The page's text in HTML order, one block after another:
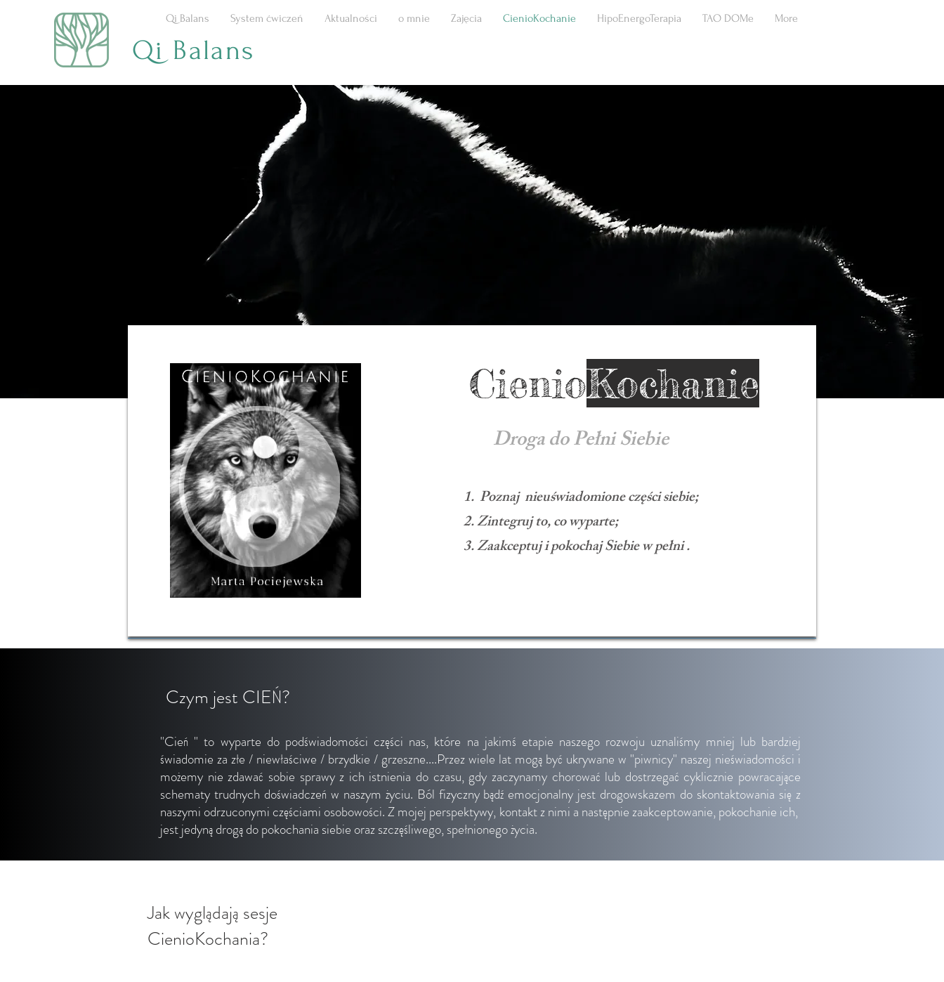
Qi Balans System ćwiczeń Aktualności o mnie Zajęcia CienioKochanie HipoEnergoTerapia TAO DOMe More
Qi Balans
CienioKochanie
Droga do Pełni Siebie
Poznaj nieuświadomione części siebie;
Zintegruj to, co wyparte;
Zaakceptuj i pokochaj Siebie w pełni .
Czym jest CIEŃ?
"Cień " to wyparte do podświadomości części nas, które na jakimś etapie naszego rozwoju uznaliśmy mniej lub bardziej
świadomie za złe / niewłaściwe / brzydkie / grzeszne....Przez wiele lat mogą być ukrywane w "piwnicy" naszej nieświadomości i
możemy nie zdawać sobie sprawy z ich istnienia do czasu, gdy zaczynamy chorować lub dostrzegać cyklicznie powracające
schematy trudnych doświadczeń w naszym życiu. Ból fizyczny bądź emocjonalny jest drogowskazem do skontaktowania się z
naszymi odrzuconymi częściami osobowości. Z mojej perspektywy, kontakt z nimi a następnie zaakceptowanie, pokochanie ich,
jest jedyną drogą do pokochania siebie oraz szczęśliwego, spełnionego życia.
Jak wyglądają sesje
CienioKochania?